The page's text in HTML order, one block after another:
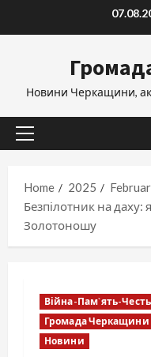
Новини Черкащини,
Primary
Home
2025
Безпілотник на
Золотоношу
Війна-Пам`ять-Честь
Громада Черкащини
Новини